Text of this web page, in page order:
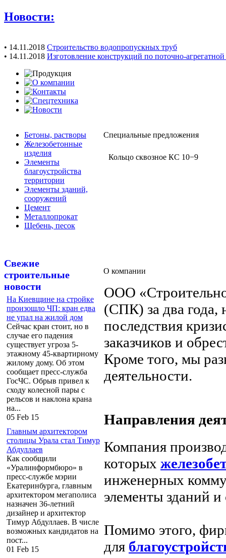
Новости:
• 14.11.2018 Строительство водопропускных труб
• 14.11.2018 Изготовление конструкций по поточно-
Бетоны, растворы
Железобетонные
изделия
Элементы
благоустройства
территории
Элементы зданий,
сооружений
Цемент
Металлопрокат
Щебень, песок
Свежие
строительные
новости
На Киевщине на стройке
произошло ЧП: кран едва
не упал на жилой дом
Сейчас кран стоит, но в
случае его падения
существует угроза 5-
этажному 45-квартирному
жилому дому. Об этом
сообщает пресс-служба
ГосЧС. Обрыв привел к
сходу колесной пары с
рельсов и наклона крана
на...
05 Feb 15
Главным архитектором
столицы Урала стал Тимур
Абдуллаев
Как сообщили
«Уралинформбюро» в
пресс-службе мэрии
Екатеринбурга, главным
архитектором мегаполиса
назначен 36-летний
дизайнер и архитектор
Тимур Абдуллаев. В числе
возможных кандидатов на
пост...
01 Feb 15
Специальные предложения
Кольцо сквозное КС 10−9
О компании
ООО
(СПК) за два года,
последствия
заказчиков и
Кроме того, мы
деятельности.
Направления
Компания
которых
инженерных
элементы зданий
Помимо этого,
для